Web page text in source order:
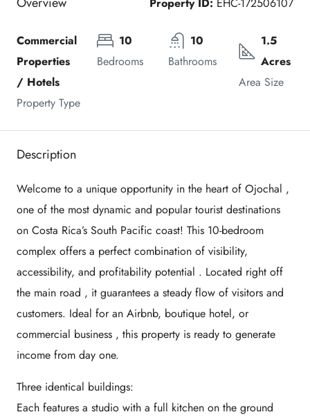
Commercial
Properties
/ Hotels
Property Type
10
Bedrooms
10
Bathrooms
1.5
Acres
Area Size
Description
Welcome to a unique opportunity in the heart of Ojochal ,
one of the most dynamic and popular tourist destinations
on Costa Rica’s South Pacific coast! This 10-bedroom
complex offers a perfect combination of visibility,
accessibility, and profitability potential . Located right off
the main road , it guarantees a steady flow of visitors and
customers. Ideal for an Airbnb, boutique hotel, or
commercial business , this property is ready to generate
income from day one.
Three identical buildings:
Each features a studio with a full kitchen on the ground